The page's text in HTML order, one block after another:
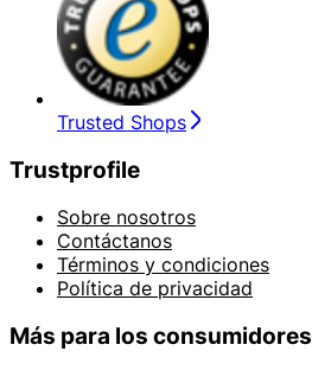
Trusted Shops
Trustprofile
Sobre nosotros
Contáctanos
Términos y condiciones
Política de privacidad
Más para los consumidores